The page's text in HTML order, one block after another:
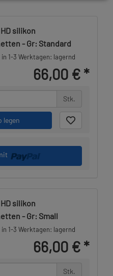
silikon
- Gr: Standard
1-3 Werktagen: lagernd
66,00 € *
Stk.
legen
silikon
- Gr: Small
1-3 Werktagen: lagernd
66,00 € *
Stk.